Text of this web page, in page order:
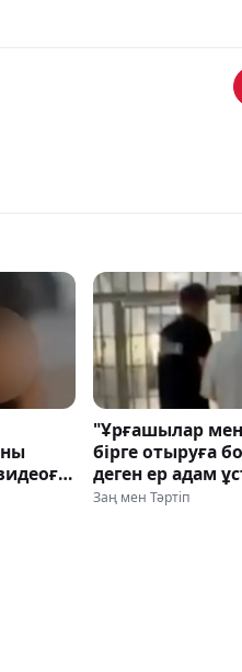
"Ұрғашылар
бірге отыруға
деген ер адам
Заң мен Тәртіп